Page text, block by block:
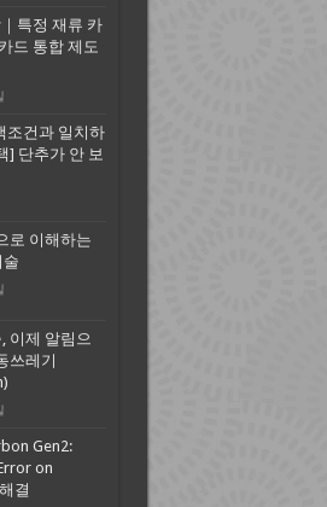
특정 재류 카
드 통합 제도
조건과 일치하
] 단추가 안 보
로 이해하는
술
이제 알림으
쓰레기
Gen2:
on
결